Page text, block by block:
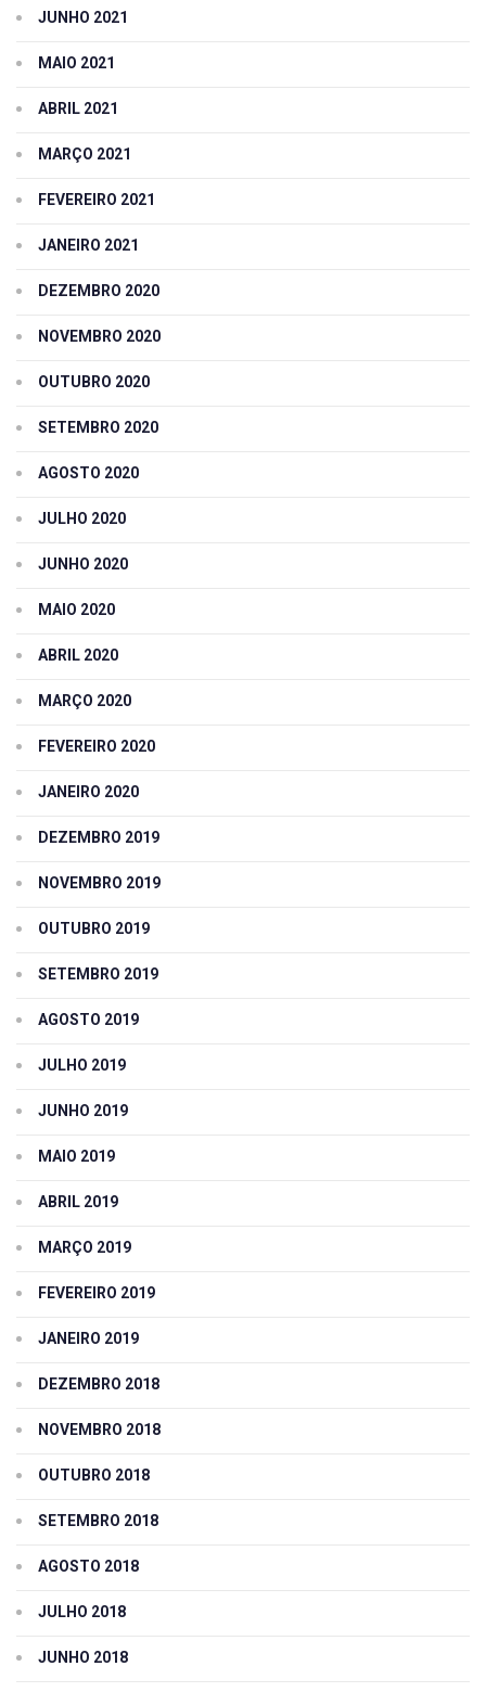
JUNHO 2021
MAIO 2021
ABRIL 2021
MARÇO 2021
FEVEREIRO 2021
JANEIRO 2021
DEZEMBRO 2020
NOVEMBRO 2020
OUTUBRO 2020
SETEMBRO 2020
AGOSTO 2020
JULHO 2020
JUNHO 2020
MAIO 2020
ABRIL 2020
MARÇO 2020
FEVEREIRO 2020
JANEIRO 2020
DEZEMBRO 2019
NOVEMBRO 2019
OUTUBRO 2019
SETEMBRO 2019
AGOSTO 2019
JULHO 2019
JUNHO 2019
MAIO 2019
ABRIL 2019
MARÇO 2019
FEVEREIRO 2019
JANEIRO 2019
DEZEMBRO 2018
NOVEMBRO 2018
OUTUBRO 2018
SETEMBRO 2018
AGOSTO 2018
JULHO 2018
JUNHO 2018